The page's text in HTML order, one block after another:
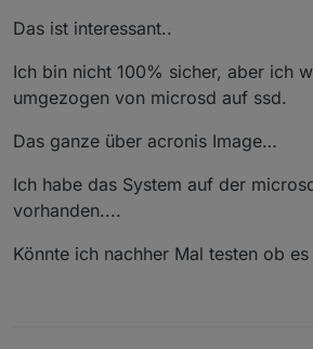
Das ist interessant..
Ich bin nicht 100% sicher, aber ich
umgezogen von microsd auf ssd.
Das ganze über acronis Image…
Ich habe das System auf der
vorhanden....
Könnte ich nachher Mal testen ob